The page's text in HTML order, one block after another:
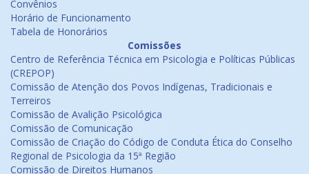
Convênios
Horário de Funcionamento
Tabela de Honorários
Comissões
Centro de Referência Técnica em Psicologia e Políticas Públicas
(CREPOP)
Comissão de Atenção dos Povos Indígenas, Tradicionais e
Terreiros
Comissão de Avalição Psicológica
Comissão de Comunicação
Comissão de Criação do Código de Conduta Ética do Conselho
Regional de Psicologia da 15ª Região
Comissão de Direitos Humanos